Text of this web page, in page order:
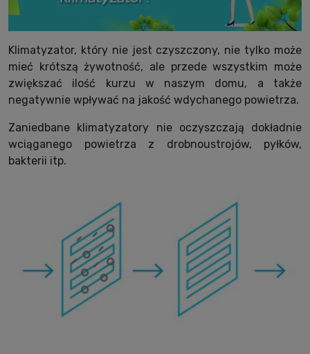
Klimatyzator, który nie jest czyszczony, nie tylko może
mieć krótszą żywotność, ale przede wszystkim może
zwiększać ilość kurzu w naszym domu, a także
negatywnie wpływać na jakość wdychanego powietrza.
Zaniedbane klimatyzatory nie oczyszczają dokładnie
wciąganego powietrza z drobnoustrojów, pyłków,
bakterii itp.